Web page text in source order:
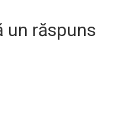
un răspuns